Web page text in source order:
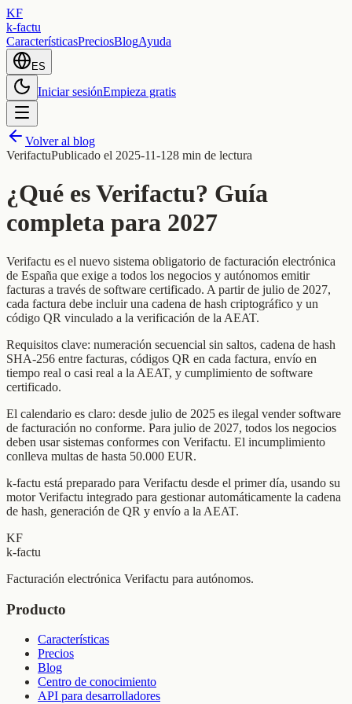
KF
k-factu
CaracterísticasPreciosBlogAyuda
ES
Iniciar sesiónEmpieza gratis
Volver al blog
VerifactuPublicado el 2025-11-128 min de lectura
¿Qué es Verifactu? Guía
completa para 2027
Verifactu es el nuevo sistema obligatorio de facturación electrónica
de España que exige a todos los negocios y autónomos emitir
facturas a través de software certificado. A partir de julio de 2027,
cada factura debe incluir una cadena de hash criptográfico y un
código QR vinculado a la verificación de la AEAT.
Requisitos clave: numeración secuencial sin saltos, cadena de hash
SHA-256 entre facturas, códigos QR en cada factura, envío en
tiempo real o casi real a la AEAT, y cumplimiento de software
certificado.
El calendario es claro: desde julio de 2025 es ilegal vender software
de facturación no conforme. Para julio de 2027, todos los negocios
deben usar sistemas conformes con Verifactu. El incumplimiento
conlleva multas de hasta 50.000 EUR.
k-factu está preparado para Verifactu desde el primer día, usando su
motor Verifactu integrado para gestionar automáticamente la cadena
de hash, generación de QR y envío a la AEAT.
KF
k-factu
Facturación electrónica Verifactu para autónomos.
Producto
Características
Precios
Blog
Centro de conocimiento
API para desarrolladores